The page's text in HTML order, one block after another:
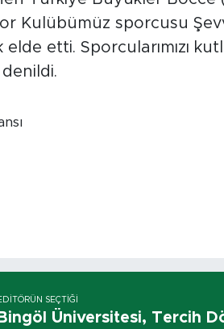
Kulübümüz sporcusu
etti. Sporcularımızı
denildi.
SEÇTIĞI
Bingöl Üniversitesi, Tercih